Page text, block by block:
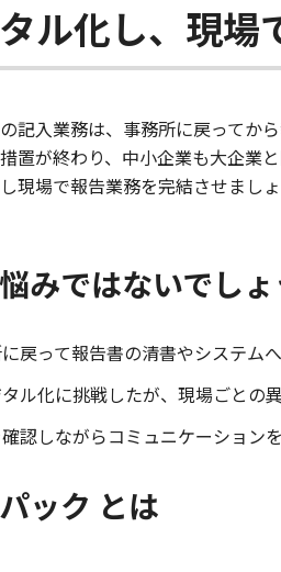
ル化し、現場
記入業務は、事務所に戻ってか
置が終わり、中小企業も大企業
現場で報告業務を完結させまし
みではないでし
戻って報告書の清書やシステム
ル化に挑戦したが、現場ごとの
認しながらコミュニケーション
ック とは